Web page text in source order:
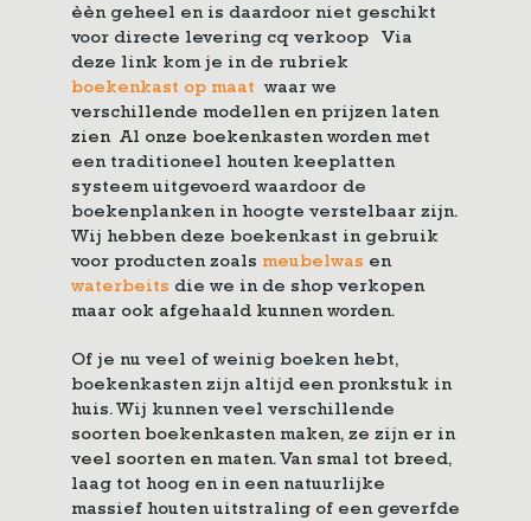
èèn geheel en is daardoor niet geschikt
voor directe levering cq verkoop Via
deze link kom je in de rubriek
boekenkast op maat waar we
verschillende modellen en prijzen laten
zien Al onze boekenkasten worden met
een traditioneel houten keeplatten
systeem uitgevoerd waardoor de
boekenplanken in hoogte verstelbaar zijn.
Wij hebben deze boekenkast in gebruik
voor producten zoals meubelwas en
waterbeits die we in de shop verkopen
maar ook afgehaald kunnen worden.
Of je nu veel of weinig boeken hebt,
boekenkasten zijn altijd een pronkstuk in
huis. Wij kunnen veel verschillende
soorten boekenkasten maken, ze zijn er in
veel soorten en maten. Van smal tot breed,
laag tot hoog en in een natuurlijke
massief houten uitstraling of een geverfde